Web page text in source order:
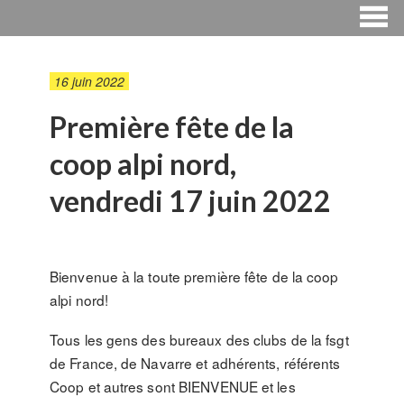
16 juin 2022
Première fête de la
coop alpi nord,
vendredi 17 juin 2022
Bienvenue à la toute première fête de la coop
alpi nord!
Tous les gens des bureaux des clubs de la fsgt
de France, de Navarre et adhérents, référents
Coop et autres sont BIENVENUE et les